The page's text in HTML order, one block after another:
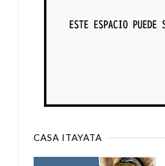
CASA ITAYATA